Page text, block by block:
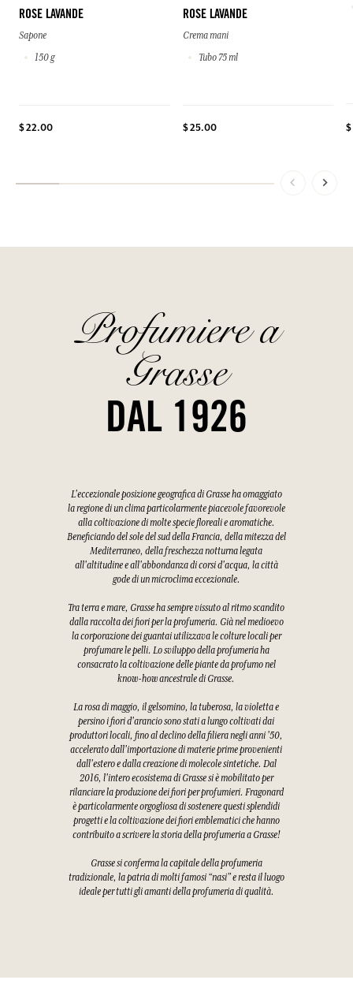
ROSE LAVANDE
Sapone
150 g
$ 22.00
ROSE LAVANDE
Crema mani
Tubo 75 ml
$ 25.00
Profumiere a
Grasse
DAL 1926
L'eccezionale posizione geografica di Grasse ha omaggiato
la regione di un clima particolarmente piacevole favorevole
alla coltivazione di molte specie floreali e aromatiche.
Beneficiando del sole del sud della Francia, della mitezza del
Mediterraneo, della freschezza notturna legata
all'altitudine e all'abbondanza di corsi d'acqua, la città
gode di un microclima eccezionale.
Tra terra e mare, Grasse ha sempre vissuto al ritmo scandito
dalla raccolta dei fiori per la profumeria. Già nel medioevo
la corporazione dei guantai utilizzava le colture locali per
profumare le pelli. Lo sviluppo della profumeria ha
consacrato la coltivazione delle piante da profumo nel
know-how ancestrale di Grasse.
La rosa di maggio, il gelsomino, la tuberosa, la violetta e
persino i fiori d'arancio sono stati a lungo coltivati dai
produttori locali, fino al declino della filiera negli anni '50,
accelerato dall'importazione di materie prime provenienti
dall'estero e dalla creazione di molecole sintetiche. Dal
2016, l'intero ecosistema di Grasse si è mobilitato per
rilanciare la produzione dei fiori per profumieri. Fragonard
è particolarmente orgogliosa di sostenere questi splendidi
progetti e la coltivazione dei fiori emblematici che hanno
contribuito a scrivere la storia della profumeria a Grasse!
Grasse si conferma la capitale della profumeria
tradizionale, la patria di molti famosi “nasi” e resta il luogo
ideale per tutti gli amanti della profumeria di qualità.